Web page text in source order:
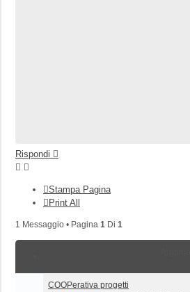
Rispondi
Stampa Pagina
Print All
1 Messaggio • Pagina 1 Di 1
COOPerativa progetti